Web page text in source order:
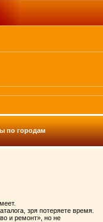
по городам
зря потеряете время.
и ремонт», но не